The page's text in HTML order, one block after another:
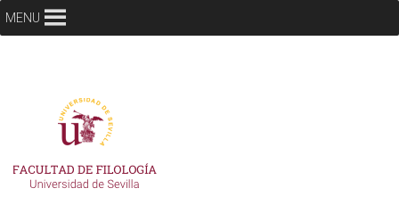
MENU